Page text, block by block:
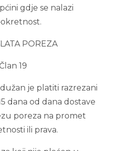
gdje se nalazi
POREZA
19
je platiti razrezani
dana od dana dostave
poreza na promet
ili prava.